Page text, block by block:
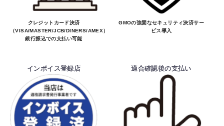
クレジットカード決済
（VISA/MASTER/JCB/DINERS/AMEX）、
銀行振込での支払い可能
GMOの強固なセキュリティ決済サー
ビス導入
インボイス登録店 適合確認後の支払い